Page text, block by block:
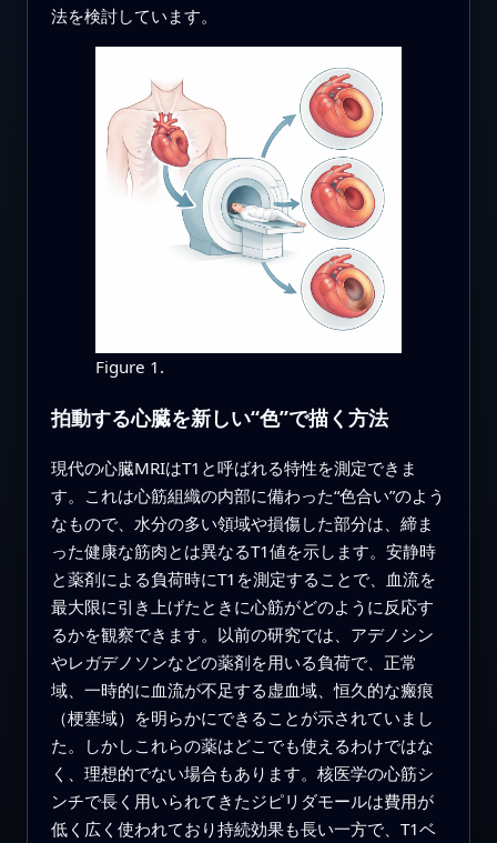
法を検討しています。
Figure 1.
拍動する心臓を新しい“色”で描く方法
現代の心臓MRIはT1と呼ばれる特性を測定できま
す。これは心筋組織の内部に備わった“色合い”のよう
なもので、水分の多い領域や損傷した部分は、締ま
った健康な筋肉とは異なるT1値を示します。安静時
と薬剤による負荷時にT1を測定することで、血流を
最大限に引き上げたときに心筋がどのように反応す
るかを観察できます。以前の研究では、アデノシン
やレガデノソンなどの薬剤を用いる負荷で、正常
域、一時的に血流が不足する虚血域、恒久的な瘢痕
（梗塞域）を明らかにできることが示されていまし
た。しかしこれらの薬はどこでも使えるわけではな
く、理想的でない場合もあります。核医学の心筋シ
ンチで長く用いられてきたジピリダモールは費用が
低く広く使われており持続効果も長い一方で、T1ベ